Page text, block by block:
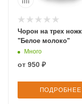
Чорон на трех
"Белое молоко"
Много
от 950 ₽
ПОДРОБНЕЕ